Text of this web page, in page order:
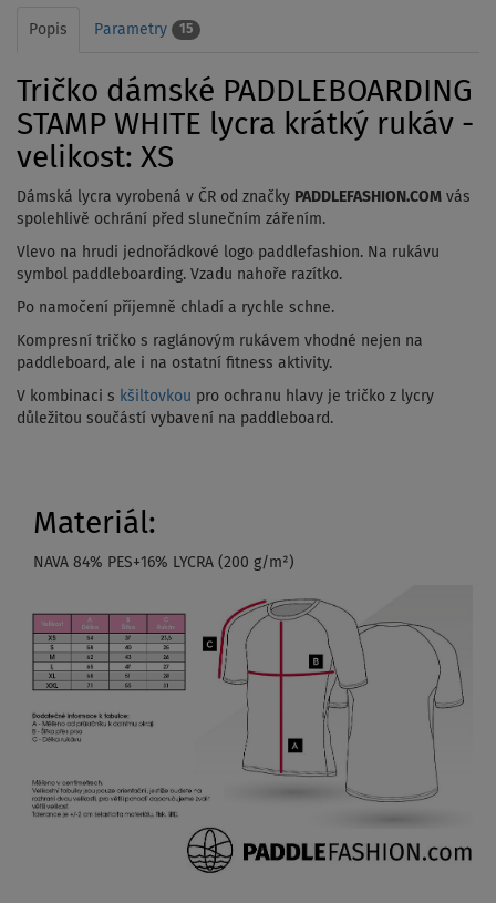
Popis Parametry 15
Tričko dámské PADDLEBOARDING
STAMP WHITE lycra krátký rukáv -
velikost: XS
Dámská lycra vyrobená v ČR od značky PADDLEFASHION.COM vás
spolehlivě ochrání před slunečním zářením.
Vlevo na hrudi jednořádkové logo paddlefashion. Na rukávu
symbol paddleboarding. Vzadu nahoře razítko.
Po namočení příjemně chladí a rychle schne.
Kompresní tričko s raglánovým rukávem vhodné nejen na
paddleboard, ale i na ostatní fitness aktivity.
V kombinaci s kšiltovkou pro ochranu hlavy je tričko z lycry
důležitou součástí vybavení na paddleboard.
Materiál:
NAVA 84% PES+16% LYCRA (200 g/m²)